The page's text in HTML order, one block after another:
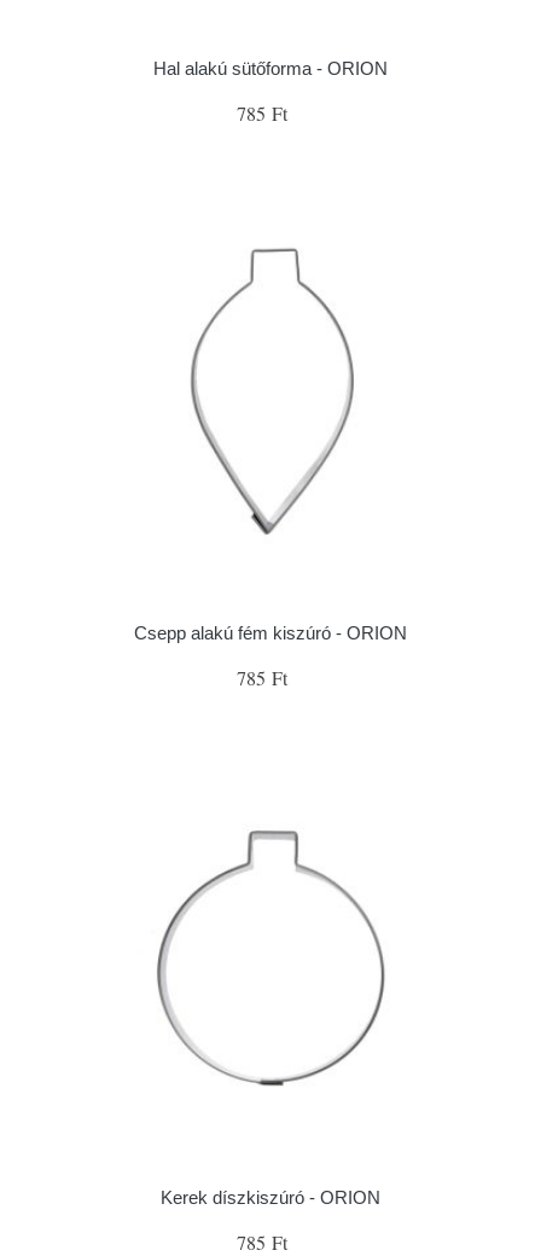
Hal alakú sütőforma - ORION
785 Ft
Csepp alakú fém kiszúró - ORION
785 Ft
Kerek díszkiszúró - ORION
785 Ft